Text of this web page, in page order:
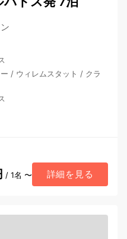
/ ウィレムスタット / クラ
/ 1名 〜 詳細を見る